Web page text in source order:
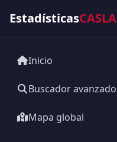
EstadísticasCASLA
Inicio
Buscador avanzado
Mapa global